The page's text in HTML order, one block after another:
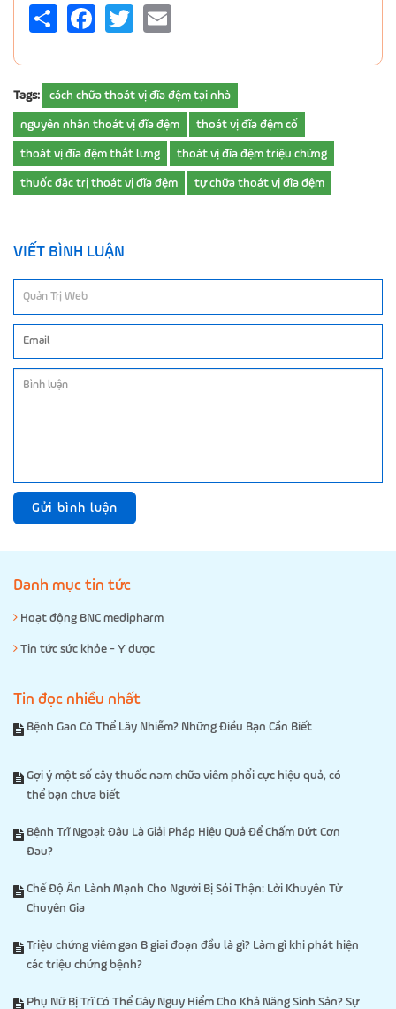
Share FacebookTwitter
Tags: cách chữa thoát vị đĩa đệm tại nhà
nguyên nhân thoát vị đĩa đệm thoát vị đĩa đệm cổ
thoát vị đĩa đệm thắt lưng thoát vị đĩa đệm triệu chứng
thuốc đặc trị thoát vị đĩa đệm tự chữa thoát vị đĩa đệm
VIẾT BÌNH LUẬN
Gửi bình luận
Danh mục tin tức
Hoạt động BNC medipharm
Tin tức sức khỏe - Y dược
Tin đọc nhiều nhất
Bệnh Gan Có Thể Lây Nhiễm? Những Điều Bạn Cần Biết
Gợi ý một số cây thuốc nam chữa viêm phổi cực hiệu quả, có
thể bạn chưa biết
Bệnh Trĩ Ngoại: Đâu Là Giải Pháp Hiệu Quả Để Chấm Dứt Cơn
Đau?
Chế Độ Ăn Lành Mạnh Cho Người Bị Sỏi Thận: Lời Khuyên Từ
Chuyên Gia
Triệu chứng viêm gan B giai đoạn đầu là gì? Làm gì khi phát hiện
các triệu chứng bệnh?
Phụ Nữ Bị Trĩ Có Thể Gây Nguy Hiểm Cho Khả Năng Sinh Sản? Sự